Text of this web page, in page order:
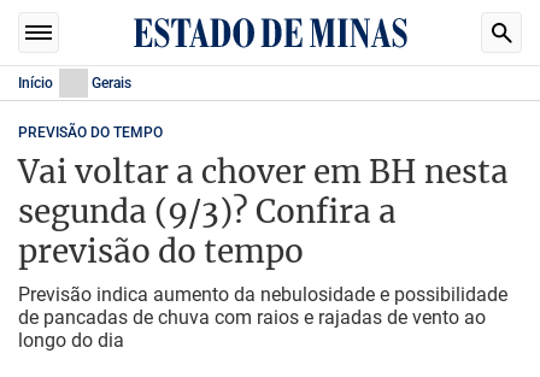
Início Gerais
PREVISÃO DO TEMPO
Vai voltar a chover em BH nesta
segunda (9/3)? Confira a
previsão do tempo
Previsão indica aumento da nebulosidade e possibilidade
de pancadas de chuva com raios e rajadas de vento ao
longo do dia